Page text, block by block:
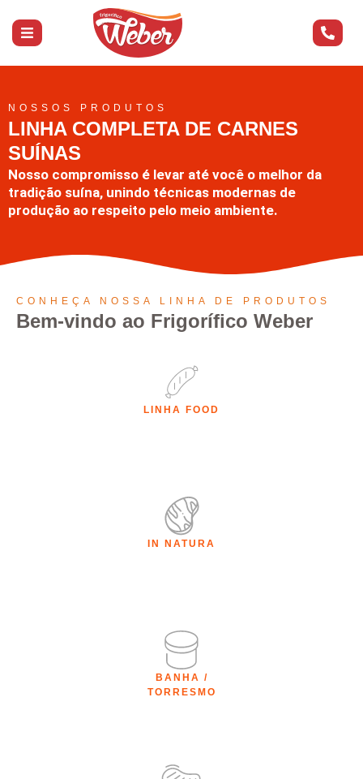
NOSSOS PRODUTOS
LINHA COMPLETA DE CARNES
SUÍNAS
Nosso compromisso é levar até você o melhor da
tradição suína, unindo técnicas modernas de
produção ao respeito pelo meio ambiente.
CONHEÇA NOSSA LINHA DE PRODUTOS
Bem-vindo ao Frigorífico Weber
LINHA FOOD
IN NATURA
BANHA /
TORRESMO